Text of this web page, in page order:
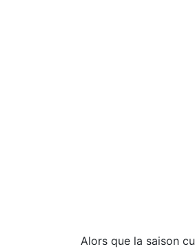
Alors que la saison